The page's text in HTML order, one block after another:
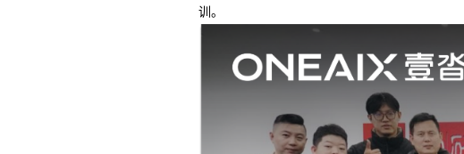
训。